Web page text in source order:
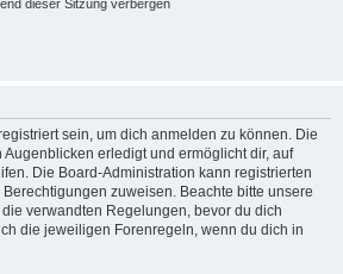
dieser Sitzung verbergen
sein, um dich anmelden zu können. Die
erledigt und ermöglicht dir, auf
Die Board-Administration kann registrierten
zuweisen. Beachte bitte unsere
verwandten Regelungen, bevor du dich
die jeweiligen Forenregeln, wenn du dich in